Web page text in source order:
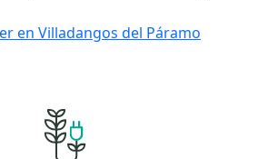
en Villadangos del Páramo